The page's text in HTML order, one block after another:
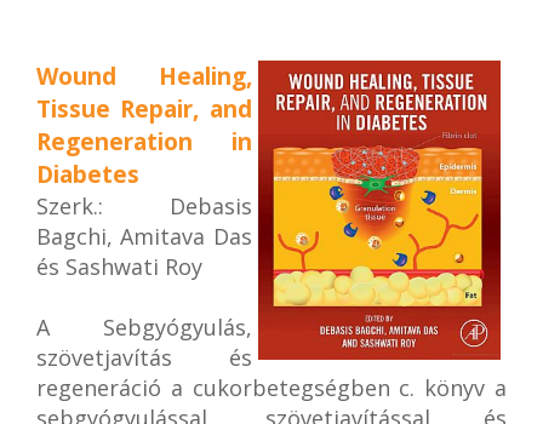
Wound Healing,
Tissue Repair, and
Regeneration in
Diabetes
Szerk.: Debasis
Bagchi, Amitava Das
és Sashwati Roy
A Sebgyógyulás,
szövetjavítás és
regeneráció a cukorbetegségben c. könyv a
sebgyógyulással, szövetjavítással és